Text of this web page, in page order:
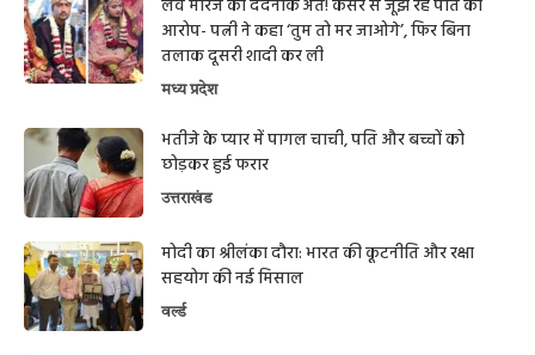
लव मैरिज का दर्दनाक अंत! कैंसर से जूझ रहे पति का
आरोप- पत्नी ने कहा ‘तुम तो मर जाओगे’, फिर बिना
तलाक दूसरी शादी कर ली
मध्य प्रदेश
भतीजे के प्यार में पागल चाची, पति और बच्चों को
छोड़कर हुई फरार
उत्तराखंड
मोदी का श्रीलंका दौरा: भारत की कूटनीति और रक्षा
सहयोग की नई मिसाल
वर्ल्ड